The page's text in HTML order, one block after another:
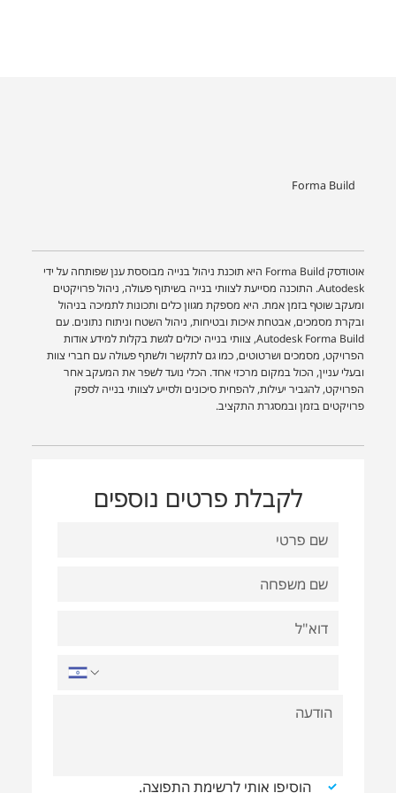
Forma Build
אוטודסק Forma Build היא תוכנת ניהול בנייה מבוססת ענן שפותחה על ידי
Autodesk. התוכנה מסייעת לצוותי בנייה בשיתוף פעולה, ניהול פרויקטים
ומעקב שוטף בזמן אמת. היא מספקת מגוון כלים ותכונות לתמיכה בניהול
ובקרת מסמכים, אבטחת איכות ובטיחות, ניהול השטח וניתוח נתונים. עם
Autodesk Forma Build, צוותי בנייה יכולים לגשת בקלות למידע אודות
הפרויקט, מסמכים ושרטוטים, כמו גם לתקשר ולשתף פעולה עם חברי צוות
ובעלי עניין, הכול במקום מרכזי אחד. הכלי נועד לשפר את המעקב אחר
הפרויקט, להגביר יעילות, להפחית סיכונים ולסייע לצוותי בנייה לספק
פרויקטים בזמן ובמסגרת התקציב.
לקבלת פרטים נוספים
הוסיפו אותי לרשימת התפוצה.